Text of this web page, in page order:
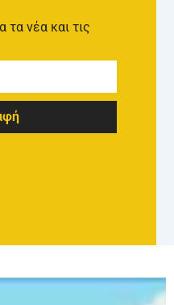
τα νέα και τις